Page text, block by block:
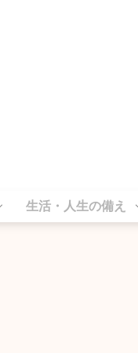
生活・人生の備え